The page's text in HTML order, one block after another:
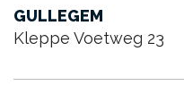
GULLEGEM
Kleppe Voetweg 23